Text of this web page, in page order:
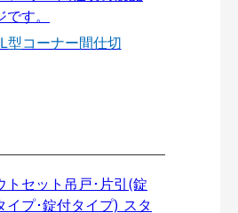
L型コーナー間仕切